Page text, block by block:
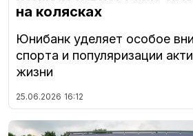
на колясках
Юнибанк уделяет особое
спорта и популяризации
жизни
25.06.2026 16:12